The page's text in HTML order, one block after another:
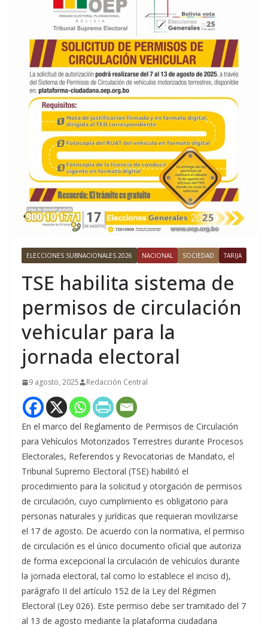
ELECCIONES SUBNACIONALES 2026 NACIONAL SOCIEDAD TARIJA
TSE habilita sistema de
permisos de circulación
vehicular para la
jornada electoral
9 agosto, 2025 Redacción Central
En el marco del Reglamento de Permisos de Circulación
para Vehículos Motorizados Terrestres durante Procesos
Electorales, Referendos y Revocatorias de Mandato, el
Tribunal Supremo Electoral (TSE) habilitó el
procedimiento para la solicitud y otorgación de permisos
de circulación, cuyo cumplimiento es obligatorio para
personas naturales y jurídicas que requieran movilizarse
el 17 de agosto. De acuerdo con la normativa, el permiso
de circulación es el único documento oficial que autoriza
de forma excepcional la circulación de vehículos durante
la jornada electoral, tal como lo establece el inciso d),
parágrafo II del artículo 152 de la Ley del Régimen
Electoral (Ley 026). Este permiso debe ser tramitado del 7
al 13 de agosto mediante la plataforma ciudadana